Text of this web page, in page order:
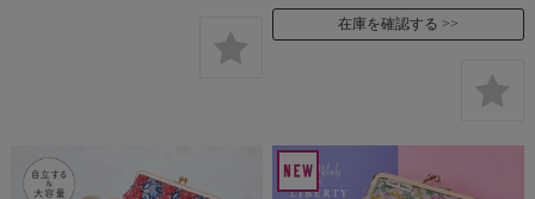
在庫を確認する